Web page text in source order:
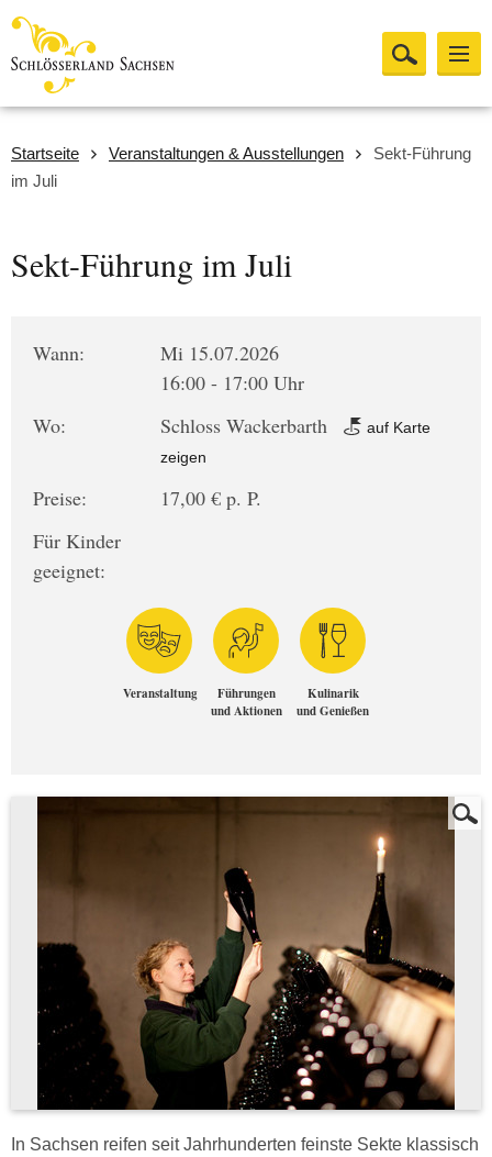
Startseite Veranstaltungen & Ausstellungen
Sekt-Führung
im Juli
Sekt-Führung im Juli
Wann:
Mi 15.07.2026
16:00 - 17:00 Uhr
Wo:
Schloss Wackerbarth
auf Karte
zeigen
Preise:
17,00 € p. P.
Für Kinder
geeignet:
Veranstaltung
Führungen
und Aktionen
Kulinarik
und Genießen
In Sachsen reifen seit Jahrhunderten feinste Sekte klassisch